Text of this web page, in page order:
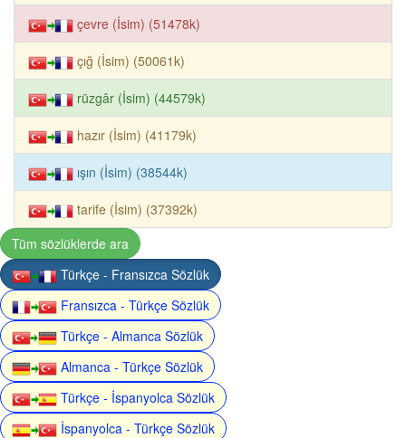
çevre (İsim) (51478k)
çığ (İsim) (50061k)
rüzgâr (İsim) (44579k)
hazır (İsim) (41179k)
ışın (İsim) (38544k)
tarife (İsim) (37392k)
Tüm sözlüklerde ara
Türkçe - Fransızca Sözlük
Fransızca - Türkçe Sözlük
Türkçe - Almanca Sözlük
Almanca - Türkçe Sözlük
Türkçe - İspanyolca Sözlük
İspanyolca - Türkçe Sözlük